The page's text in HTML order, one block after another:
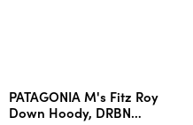
PATAGONIA M's Fitz Roy
Down Hoody, DRBN